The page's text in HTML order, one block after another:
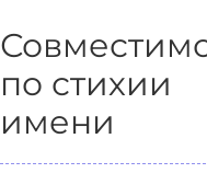
по стихии
имени